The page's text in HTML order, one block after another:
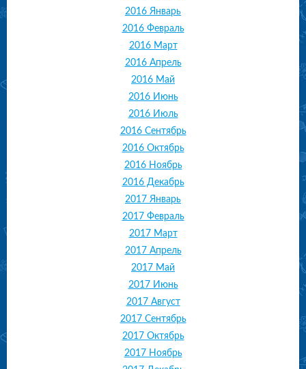
2016 Январь
2016 Февраль
2016 Март
2016 Апрель
2016 Май
2016 Июнь
2016 Июль
2016 Сентябрь
2016 Октябрь
2016 Ноябрь
2016 Декабрь
2017 Январь
2017 Февраль
2017 Март
2017 Апрель
2017 Май
2017 Июнь
2017 Август
2017 Сентябрь
2017 Октябрь
2017 Ноябрь